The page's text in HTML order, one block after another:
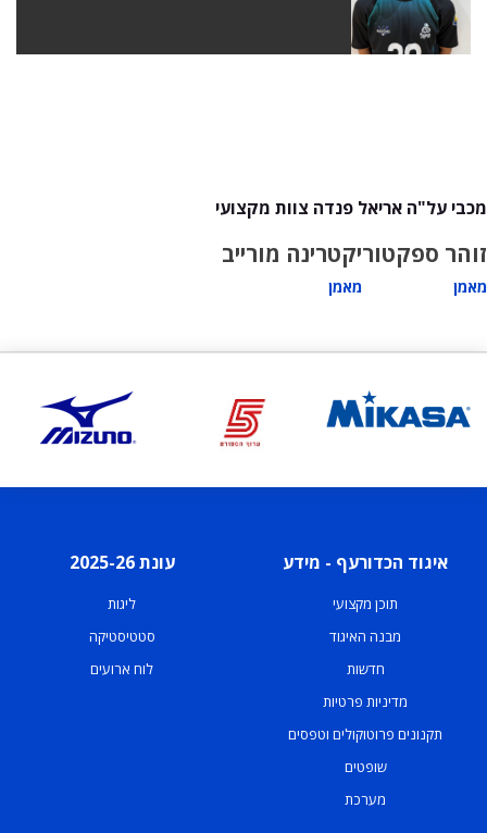
מכבי על"ה אריאל פנדה צוות מקצועי
זוהר ספקטור
מאמן
יקטרינה מורייב
מאמן
איגוד הכדורעף - מידע
תוכן מקצועי
מבנה האיגוד
חדשות
מדיניות פרטיות
תקנונים פרוטוקולים וטפסים
שופטים
מערכת
עונת 2025-26
ליגות
סטטיסטיקה
לוח ארועים